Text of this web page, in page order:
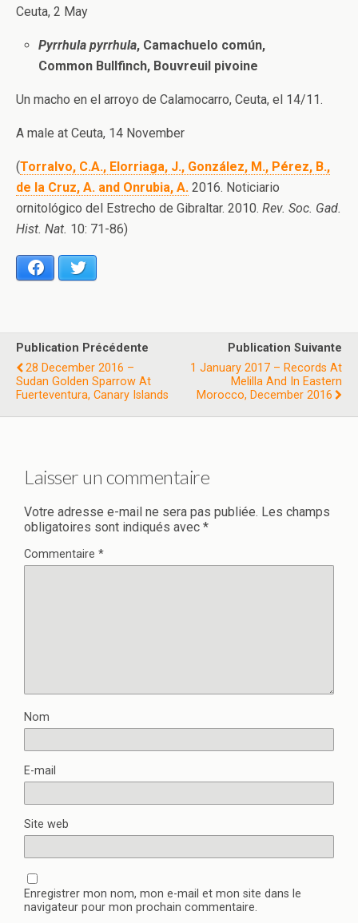
Ceuta, 2 May
Pyrrhula pyrrhula, Camachuelo común,
Common Bullfinch, Bouvreuil pivoine
Un macho en el arroyo de Calamocarro, Ceuta, el 14/11.
A male at Ceuta, 14 November
(Torralvo, C.A., Elorriaga, J., González, M., Pérez, B.,
de la Cruz, A. and Onrubia, A. 2016. Noticiario
ornitológico del Estrecho de Gibraltar. 2010. Rev. Soc. Gad.
Hist. Nat. 10: 71-86)
Facebook
Publication Précédente
28 December 2016 –
Sudan Golden Sparrow At
Fuerteventura, Canary Islands
Publication Suivante
1 January 2017 – Records At
Melilla And In Eastern
Morocco, December 2016
Laisser un commentaire
Votre adresse e-mail ne sera pas publiée. Les champs
obligatoires sont indiqués avec *
Commentaire *
Nom
E-mail
Site web
Enregistrer mon nom, mon e-mail et mon site dans le
navigateur pour mon prochain commentaire.